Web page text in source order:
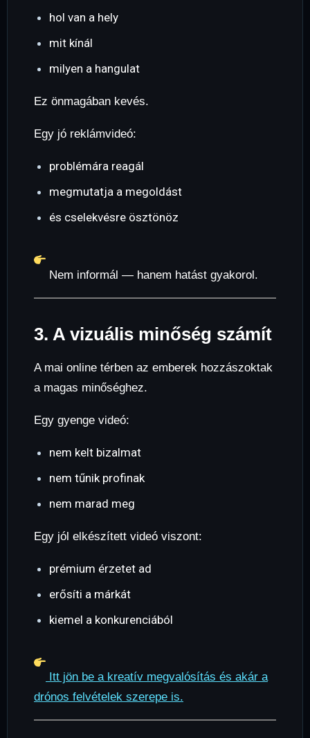
hol van a hely
mit kínál
milyen a hangulat
Ez önmagában kevés.
Egy jó reklámvideó:
problémára reagál
megmutatja a megoldást
és cselekvésre ösztönöz
Nem informál — hanem hatást gyakorol.
3. A vizuális minőség számít
A mai online térben az emberek hozzászoktak
a magas minőséghez.
Egy gyenge videó:
nem kelt bizalmat
nem tűnik profinak
nem marad meg
Egy jól elkészített videó viszont:
prémium érzetet ad
erősíti a márkát
kiemel a konkurenciából
Itt jön be a kreatív megvalósítás és akár a
drónos felvételek szerepe is.